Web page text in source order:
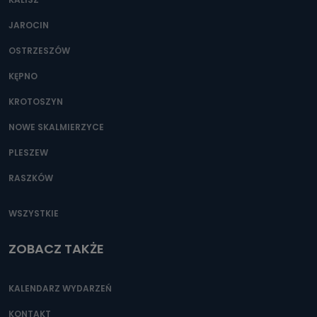
JAROCIN
OSTRZESZÓW
KĘPNO
KROTOSZYN
NOWE SKALMIERZYCE
PLESZEW
RASZKÓW
WSZYSTKIE
ZOBACZ TAKŻE
KALENDARZ WYDARZEŃ
KONTAKT